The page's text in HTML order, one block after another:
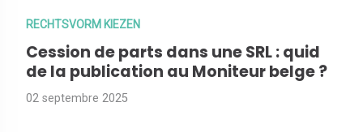
RECHTSVORM KIEZEN
Cession de parts dans une SRL : quid
de la publication au Moniteur belge ?
02 septembre 2025